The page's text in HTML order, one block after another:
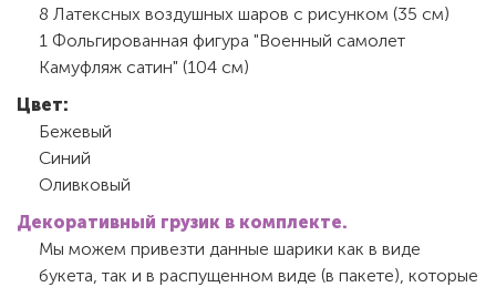
8 Латексных воздушных шаров с рисунком (35 см)
1 Фольгированная фигура "Военный самолет
Камуфляж сатин" (104 см)
Цвет:
Бежевый
Синий
Оливковый
Декоративный грузик в комплекте.
Мы можем привезти данные шарики как в виде
букета, так и в распущенном виде (в пакете), которые